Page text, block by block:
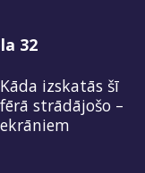
32
izskatās šī
strādājošo –